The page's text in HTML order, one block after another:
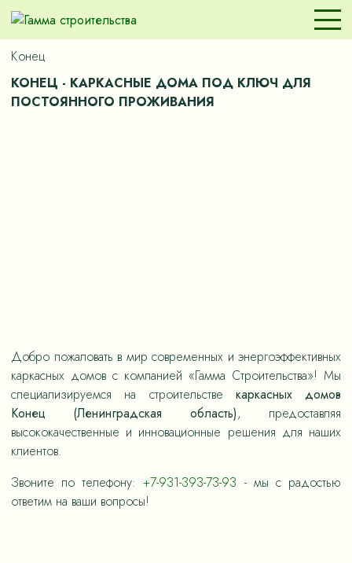
Конец
КОНЕЦ - КАРКАСНЫЕ ДОМА ПОД КЛЮЧ ДЛЯ
ПОСТОЯННОГО ПРОЖИВАНИЯ
Добро пожаловать в мир современных и энергоэффективных
каркасных домов с компанией «Гамма Строительства»! Мы
специализируемся на строительстве каркасных домов
Конец (Ленинградская область), предоставляя
высококачественные и инновационные решения для наших
клиентов.
Звоните по телефону:+7-931-393-73-93 - мы с радостью
ответим на ваши вопросы!